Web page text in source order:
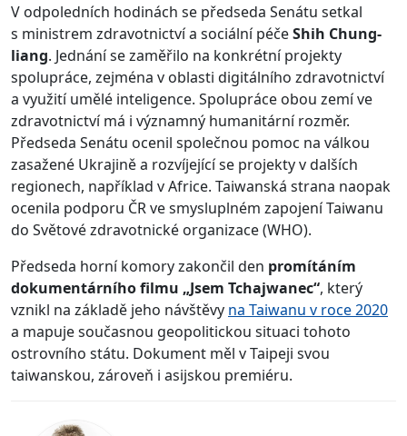
V odpoledních hodinách se předseda Senátu setkal
s ministrem zdravotnictví a sociální péčeShih Chung-
liang. Jednání se zaměřilo na konkrétní projekty
spolupráce, zejména v oblasti digitálního zdravotnictví
a využití umělé inteligence. Spolupráce obou zemí ve
zdravotnictví má i významný humanitární rozměr.
Předseda Senátu ocenil společnou pomoc na válkou
zasažené Ukrajině a rozvíjející se projekty v dalších
regionech, například v Africe. Taiwanská strana naopak
ocenila podporu ČR ve smysluplném zapojení Taiwanu
do Světové zdravotnické organizace (WHO).
Předseda horní komory zakončil den promítáním
dokumentárního filmu „Jsem Tchajwanec“, který
vznikl na základě jeho návštěvy na Taiwanu v roce 2020
a mapuje současnou geopolitickou situaci tohoto
ostrovního státu. Dokument měl v Taipeji svou
taiwanskou, zároveň i asijskou premiéru.